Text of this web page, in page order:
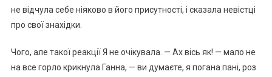
не відчула себе ніяково в його присутності, і сказала невістці
про свої знахідки.
Чого, але такої реакції Я не очікувала. — Ах вісь як! — мало не
на все горло крикнула Ганна, — ви думаєте, я погана пані, роз